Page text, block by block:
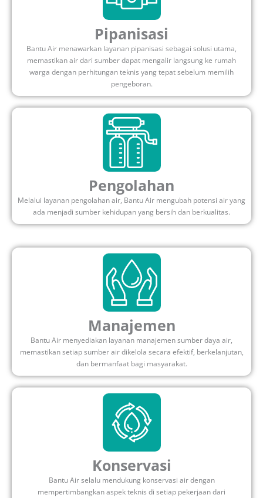
Pipanisasi
Bantu Air menawarkan layanan pipanisasi sebagai solusi utama,
memastikan air dari sumber dapat mengalir langsung ke rumah
warga dengan perhitungan teknis yang tepat sebelum memilih
pengeboran.
Pengolahan
Melalui layanan pengolahan air, Bantu Air mengubah potensi air yang
ada menjadi sumber kehidupan yang bersih dan berkualitas.
Manajemen
Bantu Air menyediakan layanan manajemen sumber daya air,
memastikan setiap sumber air dikelola secara efektif, berkelanjutan,
dan bermanfaat bagi masyarakat.
Konservasi
Bantu Air selalu mendukung konservasi air dengan
mempertimbangkan aspek teknis di setiap pekerjaan dari